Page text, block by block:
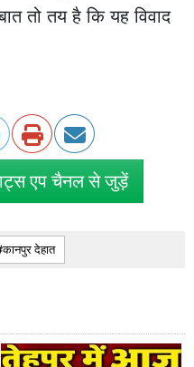
तो तय है कि यह विवाद
एप चैनल से जुड़ें
कानपुर देहात